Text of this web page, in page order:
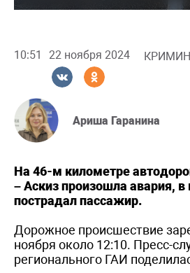
10:51 22 ноября 2024
Ариша Гаранина
На 46-м километре
– Аскиз произошла авария, в
пострадал пассажир.
Дорожное происшествие
ноября около 12:10. Пресс-
регионального ГАИ